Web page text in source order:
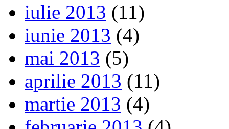
iulie 2013 (11)
iunie 2013 (4)
mai 2013 (5)
aprilie 2013 (11)
martie 2013 (4)